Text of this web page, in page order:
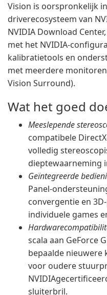
Vision is oorspronkelijk
driverecosysteem van
NVIDIA Download
met het NVIDIA-
kalibratietools en
met meerdere
Vision Surround).
Wat het goed
Meeslepende
compatibele
volledig
dieptewaarneming
Geïntegreerde
Panel-
convergentie en
individuele games
scala aan GeForce
bepaalde
voor oudere
sluiterbril.